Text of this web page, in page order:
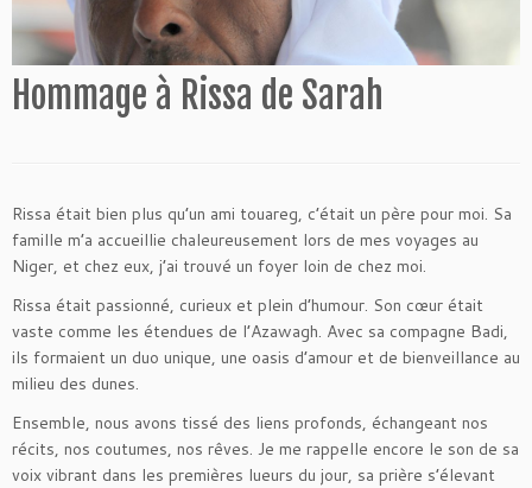
Hommage à Rissa de Sarah
Rissa était bien plus qu’un ami touareg, c’était un père pour moi. Sa
famille m’a accueillie chaleureusement lors de mes voyages au
Niger, et chez eux, j’ai trouvé un foyer loin de chez moi.
Rissa était passionné, curieux et plein d’humour. Son cœur était
vaste comme les étendues de l’Azawagh. Avec sa compagne Badi,
ils formaient un duo unique, une oasis d’amour et de bienveillance au
milieu des dunes.
Ensemble, nous avons tissé des liens profonds, échangeant nos
récits, nos coutumes, nos rêves. Je me rappelle encore le son de sa
voix vibrant dans les premières lueurs du jour, sa prière s’élevant